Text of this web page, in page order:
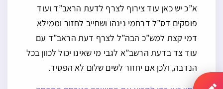
א”כ יש כאן עוד צירוף לצרף לדעת הראב”ד ועוד
פוסקים דס”ל דרחמי נינהו ושחייב לחזור וממילא
דמי קצת למש”כ הבה”ל לצרף דעת הראב”ד עם
עוד צד בדעת הרשב”א לגבי מי שאינו יכול לכוון בכל
הנדבה, ולכן אם יחזור לשים שלום לא הפסיד.